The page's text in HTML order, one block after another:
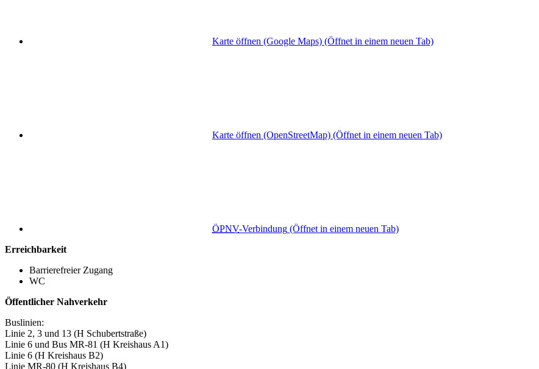
Karte öffnen (Google Maps) (Öffnet in einem neuen Tab)
Karte öffnen (OpenStreetMap) (Öffnet in einem neuen Tab)
ÖPNV-Verbindung (Öffnet in einem neuen Tab)
Erreichbarkeit
Barrierefreier Zugang
WC
Öffentlicher Nahverkehr
Buslinien:
Linie 2, 3 und 13 (H Schubertstraße)
Linie 6 und Bus MR-81 (H Kreishaus A1)
Linie 6 (H Kreishaus B2)
Linie MR-80 (H Kreishaus B4)